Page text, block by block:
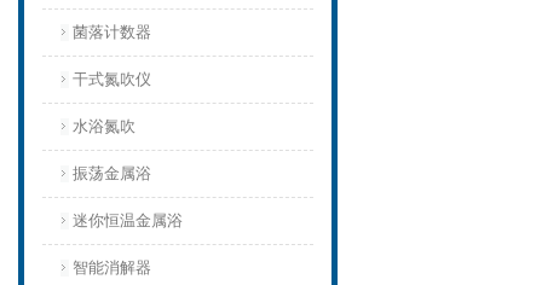
菌落计数器
干式氮吹仪
水浴氮吹
振荡金属浴
迷你恒温金属浴
智能消解器